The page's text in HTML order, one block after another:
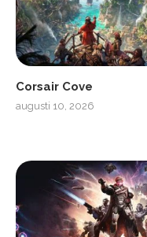
Corsair Cove
augusti 10, 2026